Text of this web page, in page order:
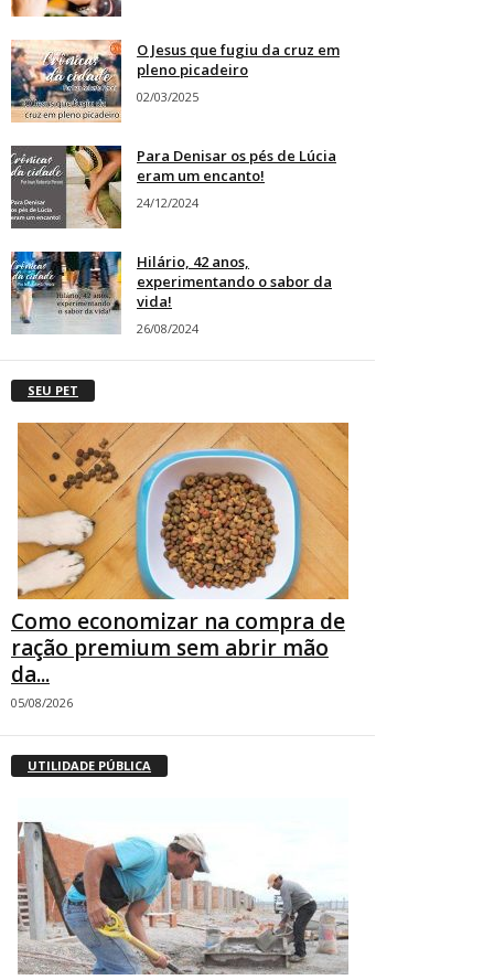
O Jesus que fugiu da cruz em
pleno picadeiro
02/03/2025
Para Denisar os pés de Lúcia
eram um encanto!
24/12/2024
Hilário, 42 anos,
experimentando o sabor da
vida!
26/08/2024
SEU PET
Como economizar na compra de
ração premium sem abrir mão
da...
05/08/2026
UTILIDADE PÚBLICA